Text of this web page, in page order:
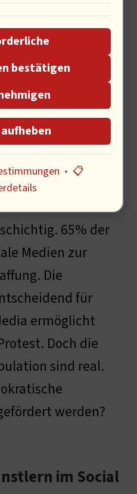
von
ist: „Wie
die Politik?“
65% der
Medien zur
Die
für
ermöglicht
Doch die
sind real.
werden?
im Social
bestätigen
• 📋